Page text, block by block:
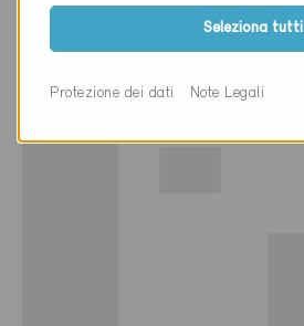
Seleziona tutti
Protezione dei dati Note Legali